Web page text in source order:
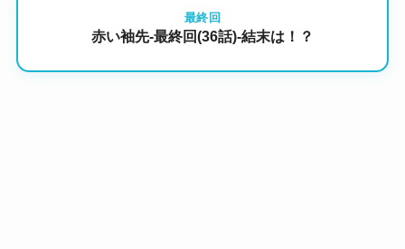
最終回
赤い袖先-最終回(36話)-結末は！？